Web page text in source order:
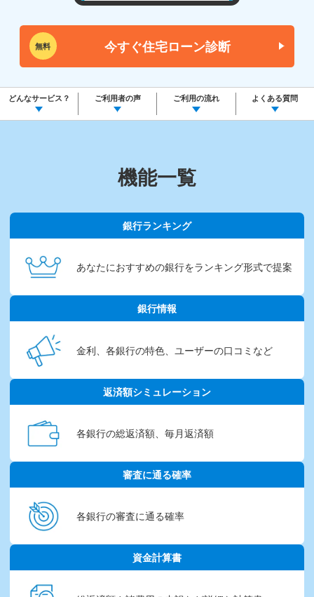
無料 今すぐ住宅ローン診断
どんなサービス？ ご利用者の声 ご利用の流れ よくある質問
機能一覧
銀行ランキング
あなたにおすすめの銀行をランキング形式で提案
銀行情報
金利、各銀行の特色、 ユーザーの口コミなど
返済額シミュレーション
各銀行の総返済額、 毎月返済額
審査に通る確率
各銀行の審査に通る確率
資金計算書